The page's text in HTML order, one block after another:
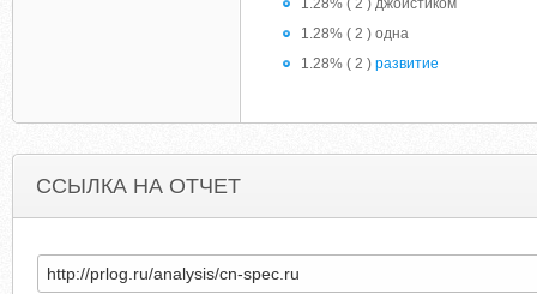
1.28% ( 2 ) джойстиком
1.28% ( 2 ) одна
1.28% ( 2 ) развитие
ССЫЛКА НА ОТЧЕТ